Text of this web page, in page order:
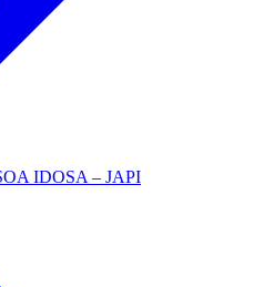
IDOSA – JAPI